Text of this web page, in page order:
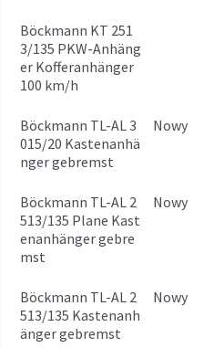
Böckmann KT 251
3/135 PKW-Anhäng
er Kofferanhänger
100 km/h
Böckmann TL-AL 3
015/20 Kastenanhä
nger gebremst
Nowy
Böckmann TL-AL 2
513/135 Plane Kast
enanhänger gebre
mst
Nowy
Böckmann TL-AL 2
513/135 Kastenanh
änger gebremst
Nowy